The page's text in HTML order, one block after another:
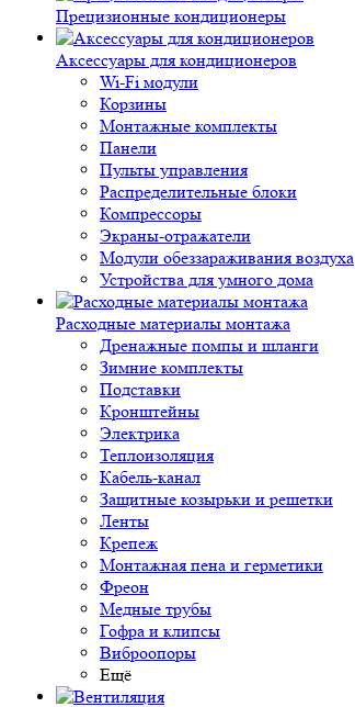
Прецизионные кондиционеры
Аксессуары для кондиционеров
Wi-Fi модули
Корзины
Монтажные комплекты
Панели
Пульты управления
Распределительные блоки
Компрессоры
Экраны-отражатели
Модули обеззараживания воздуха
Устройства для умного дома
Расходные материалы монтажа
Дренажные помпы и шланги
Зимние комплекты
Подставки
Кронштейны
Электрика
Теплоизоляция
Кабель-канал
Защитные козырьки и решетки
Ленты
Крепеж
Монтажная пена и герметики
Фреон
Медные трубы
Гофра и клипсы
Виброопоры
Ещё